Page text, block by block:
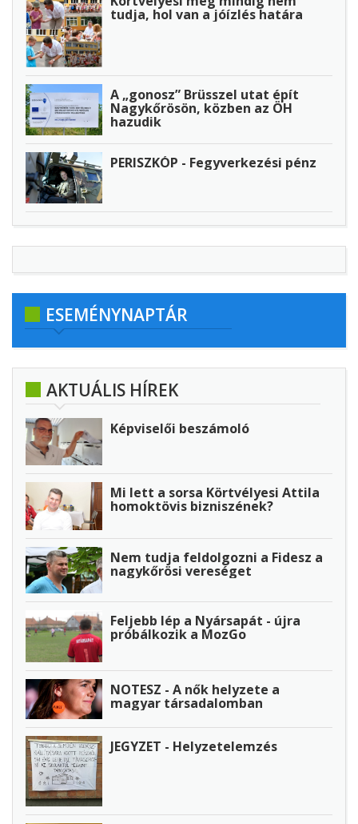
tudja, hol van a jóízlés határa
A „gonosz” Brüsszel utat épít
Nagykőrösön, közben az ÖH
hazudik
PERISZKÓP - Fegyverkezési pénz
ESEMÉNYNAPTÁR
AKTUÁLIS HÍREK
Képviselői beszámoló
Mi lett a sorsa Körtvélyesi Attila
homoktövis bizniszének?
Nem tudja feldolgozni a Fidesz a
nagykőrösi vereséget
Feljebb lép a Nyársapát - újra
próbálkozik a MozGo
NOTESZ - A nők helyzete a
magyar társadalomban
JEGYZET - Helyzetelemzés